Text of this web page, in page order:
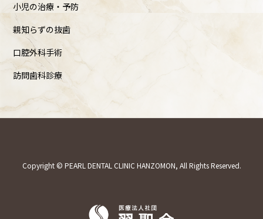
小児の治療・予防
親知らずの抜歯
口腔外科手術
訪問歯科診療
Copyright © PEARL DENTAL CLINIC HANZOMON, All Rights Reserved.